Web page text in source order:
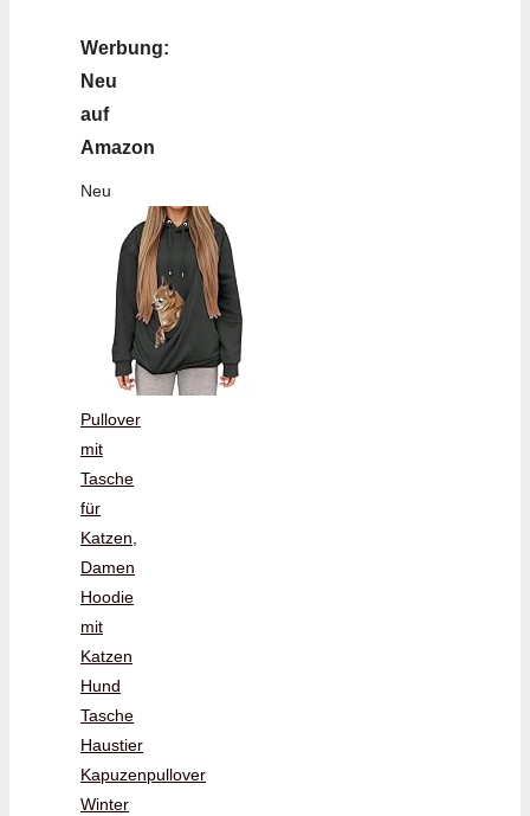
Werbung:
Neu
auf
Amazon
Neu
Pullover
mit
Tasche
für
Katzen,
Damen
Hoodie
mit
Katzen
Hund
Tasche
Haustier
Kapuzenpullover
Winter